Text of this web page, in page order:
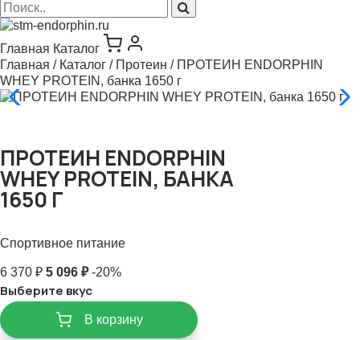
Главная Каталог
Главная / Каталог / Протеин / ПРОТЕИН ENDORPHIN
WHEY PROTEIN, банка 1650 г
ПРОТЕИН ENDORPHIN
WHEY PROTEIN, БАНКА
1650 Г
Спортивное питание
6 370 ₽ 5 096 ₽ -20%
Выберите вкус
В корзину